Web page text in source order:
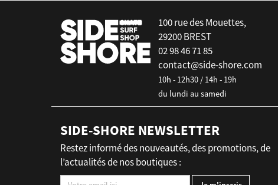
100 rue des Mouettes,
29200 BREST
02 98 46 71 85
contact@side-shore.com
10h - 12h30 / 14h - 19h
du lundi au samedi
SIDE-SHORE NEWSLETTER
Restez informé des nouveautés, des promotions, de
l’actualités de nos boutiques :